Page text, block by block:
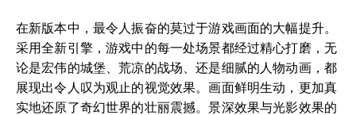
在新版本中，最令人振奋的莫过于游戏画面的大幅提升。
采用全新引擎，游戏中的每一处场景都经过精心打磨，无
论是宏伟的城堡、荒凉的战场、还是细腻的人物动画，都
展现出令人叹为观止的视觉效果。画面鲜明生动，更加真
实地还原了奇幻世界的壮丽震撼。景深效果与光影效果的